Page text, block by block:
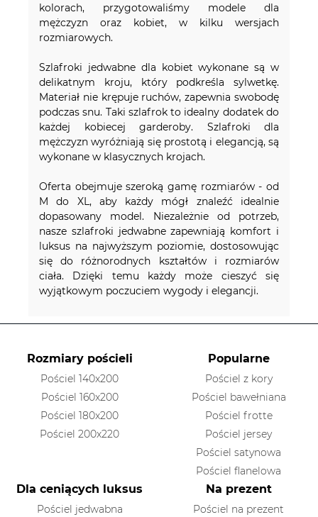
kolorach, przygotowaliśmy modele dla
mężczyzn oraz kobiet, w kilku wersjach
rozmiarowych.
Szlafroki jedwabne dla kobiet wykonane są w
delikatnym kroju, który podkreśla sylwetkę.
Materiał nie krępuje ruchów, zapewnia swobodę
podczas snu. Taki szlafrok to idealny dodatek do
każdej kobiecej garderoby. Szlafroki dla
mężczyzn wyróżniają się prostotą i elegancją, są
wykonane w klasycznych krojach.
Oferta obejmuje szeroką gamę rozmiarów - od
M do XL, aby każdy mógł znaleźć idealnie
dopasowany model. Niezależnie od potrzeb,
nasze szlafroki jedwabne zapewniają komfort i
luksus na najwyższym poziomie, dostosowując
się do różnorodnych kształtów i rozmiarów
ciała. Dzięki temu każdy może cieszyć się
wyjątkowym poczuciem wygody i elegancji.
Rozmiary pościeli
Pościel 140x200
Pościel 160x200
Pościel 180x200
Pościel 200x220
Popularne
Pościel z kory
Pościel bawełniana
Pościel frotte
Pościel jersey
Pościel satynowa
Pościel flanelowa
Dla ceniących luksus
Pościel jedwabna
Na prezent
Pościel na prezent